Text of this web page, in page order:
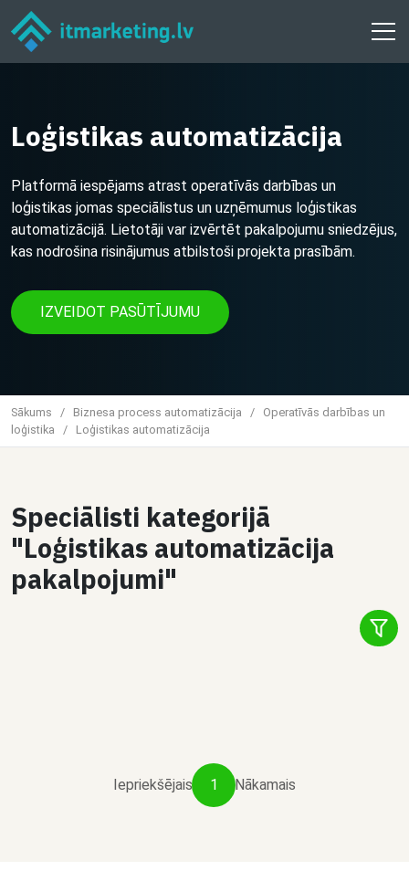
Loģistikas automatizācija
Platformā iespējams atrast operatīvās darbības un
loģistikas jomas speciālistus un uzņēmumus loģistikas
automatizācijā. Lietotāji var izvērtēt pakalpojumu sniedzējus,
kas nodrošina risinājumus atbilstoši projekta prasībām.
IZVEIDOT PASŪTĪJUMU
Sākums / Biznesa process automatizācija /
Operatīvās darbības un
loģistika
/ Loģistikas automatizācija
Speciālisti kategorijā
"Loģistikas automatizācija
pakalpojumi"
Iepriekšējais 1 Nākamais